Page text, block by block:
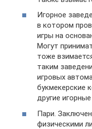
Игорное
в котором
игры на
Могут
тоже
таким
игровых
букмекерские
другие
Пари.
физическими